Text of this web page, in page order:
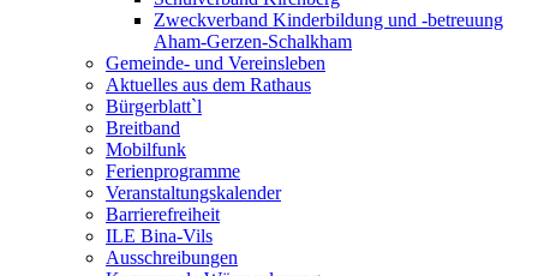
Zweckverband Kinderbildung und -betreuung
Aham-Gerzen-Schalkham
Gemeinde- und Vereinsleben
Aktuelles aus dem Rathaus
Bürgerblatt`l
Breitband
Mobilfunk
Ferienprogramme
Veranstaltungskalender
Barrierefreiheit
ILE Bina-Vils
Ausschreibungen